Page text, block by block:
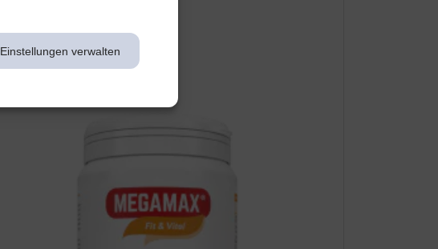
Einstellungen verwalten